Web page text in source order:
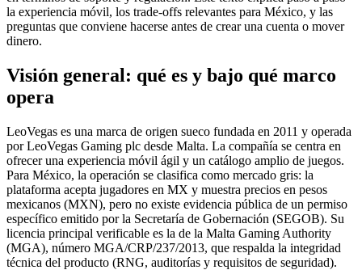
la experiencia móvil, los trade-offs relevantes para México, y las
preguntas que conviene hacerse antes de crear una cuenta o mover
dinero.
Visión general: qué es y bajo qué marco
opera
LeoVegas es una marca de origen sueco fundada en 2011 y operada
por LeoVegas Gaming plc desde Malta. La compañía se centra en
ofrecer una experiencia móvil ágil y un catálogo amplio de juegos.
Para México, la operación se clasifica como mercado gris: la
plataforma acepta jugadores en MX y muestra precios en pesos
mexicanos (MXN), pero no existe evidencia pública de un permiso
específico emitido por la Secretaría de Gobernación (SEGOB). Su
licencia principal verificable es la de la Malta Gaming Authority
(MGA), número MGA/CRP/237/2013, que respalda la integridad
técnica del producto (RNG, auditorías y requisitos de seguridad).